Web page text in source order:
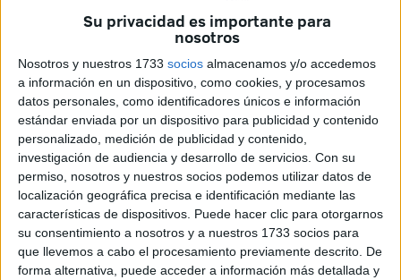
Su privacidad es importante para
nosotros
Nosotros y nuestros 1733 socios almacenamos y/o accedemos
a información en un dispositivo, como cookies, y procesamos
datos personales, como identificadores únicos e información
estándar enviada por un dispositivo para publicidad y contenido
personalizado, medición de publicidad y contenido,
investigación de audiencia y desarrollo de servicios. Con su
permiso, nosotros y nuestros socios podemos utilizar datos de
localización geográfica precisa e identificación mediante las
características de dispositivos. Puede hacer clic para otorgarnos
su consentimiento a nosotros y a nuestros 1733 socios para
que llevemos a cabo el procesamiento previamente descrito. De
forma alternativa, puede acceder a información más detallada y
Alumnos del IES Siete Colinasde Ceuta están inmersos
en una experiencia única de aprendizaje. Durante su
estancia en Granada los participantes en esta actividad
han podido visitar el Instituto Andaluz Interuniversitario en
Data Science e Inteligencia Computacional(DaSCI),
además de realizar otras actividades.